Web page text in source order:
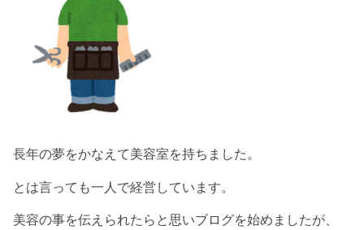
長年の夢をかなえて美容室を持ちました。
とは言っても一人で経営しています。
美容の事を伝えられたらと思いブログを始めましたが、